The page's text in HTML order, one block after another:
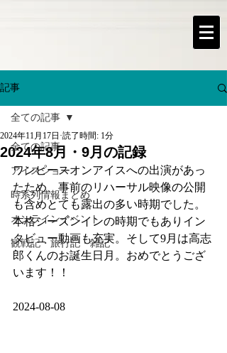
記事
全ての記事
アイスショー
時系列情報まとめ
オンラインイベント
観戦記・旅行記・雑記
全ての記事
2024年8月・9月の記録
2024年11月17日 読了時間: 1分
ワンピースオンアイスへの出演があっ
たため、事前のリハーサル映像の公開
も含めとても露出の多い時期でした。
本格シーズンインの時期でもありイン
タビュー動画も充実。そして9月は高志
郎くんのお誕生日月。おめでとうござ
います！！
2024-08-08